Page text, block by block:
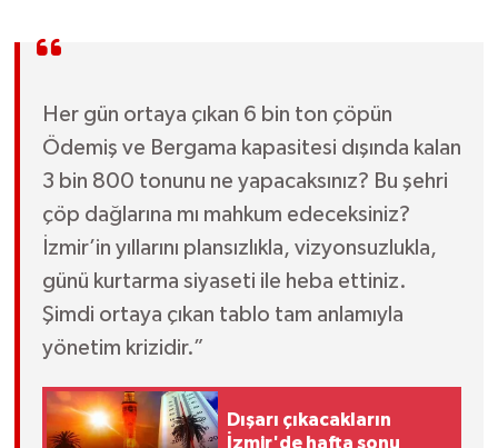
Her gün ortaya çıkan 6 bin ton çöpün
Ödemiş ve Bergama kapasitesi dışında kalan
3 bin 800 tonunu ne yapacaksınız? Bu şehri
çöp dağlarına mı mahkum edeceksiniz?
İzmir’in yıllarını plansızlıkla, vizyonsuzlukla,
günü kurtarma siyaseti ile heba ettiniz.
Şimdi ortaya çıkan tablo tam anlamıyla
yönetim krizidir.”
Dışarı çıkacakların
İzmir'de hafta sonu